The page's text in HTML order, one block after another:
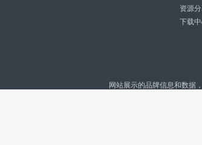
资源
下载
网站展示的品牌信息和数据